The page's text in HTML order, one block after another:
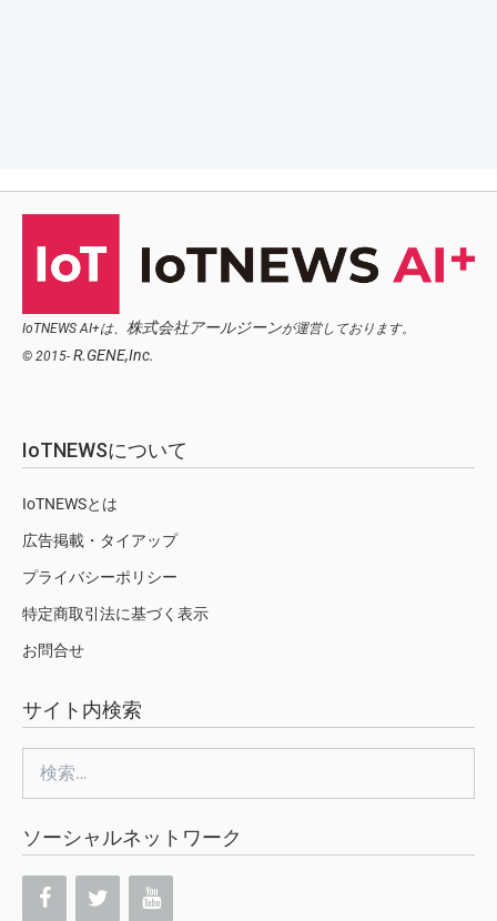
IoTNEWS AI+は、 株式会社アールジーンが運営しております。
© 2015- R.GENE,Inc.
IoTNEWSについて
IoTNEWSとは
広告掲載・タイアップ
プライバシーポリシー
特定商取引法に基づく表示
お問合せ
サイト内検索
索:
ソーシャルネットワーク